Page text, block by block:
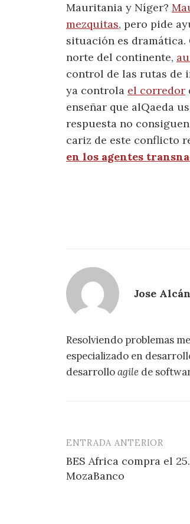
Mauritania y Níger?
mezquitas, pero pide
situación es dramática.
norte del continente,
control de las rutas de
ya controla el corredor
enseñar que alQaeda
respuesta no
cariz de este conflicto
en los agentes
Jose
Resolviendo problemas
especializado en
desarrolloagile de
Navegación
de
ENTRADA ANTERIOR
BES Africa compra el
MozaBanco